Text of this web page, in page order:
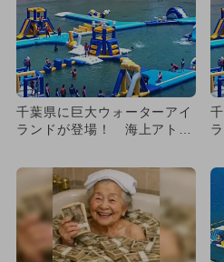
千葉県に巨大ウォーターアイ
ランドが登場！ 海上アトラ